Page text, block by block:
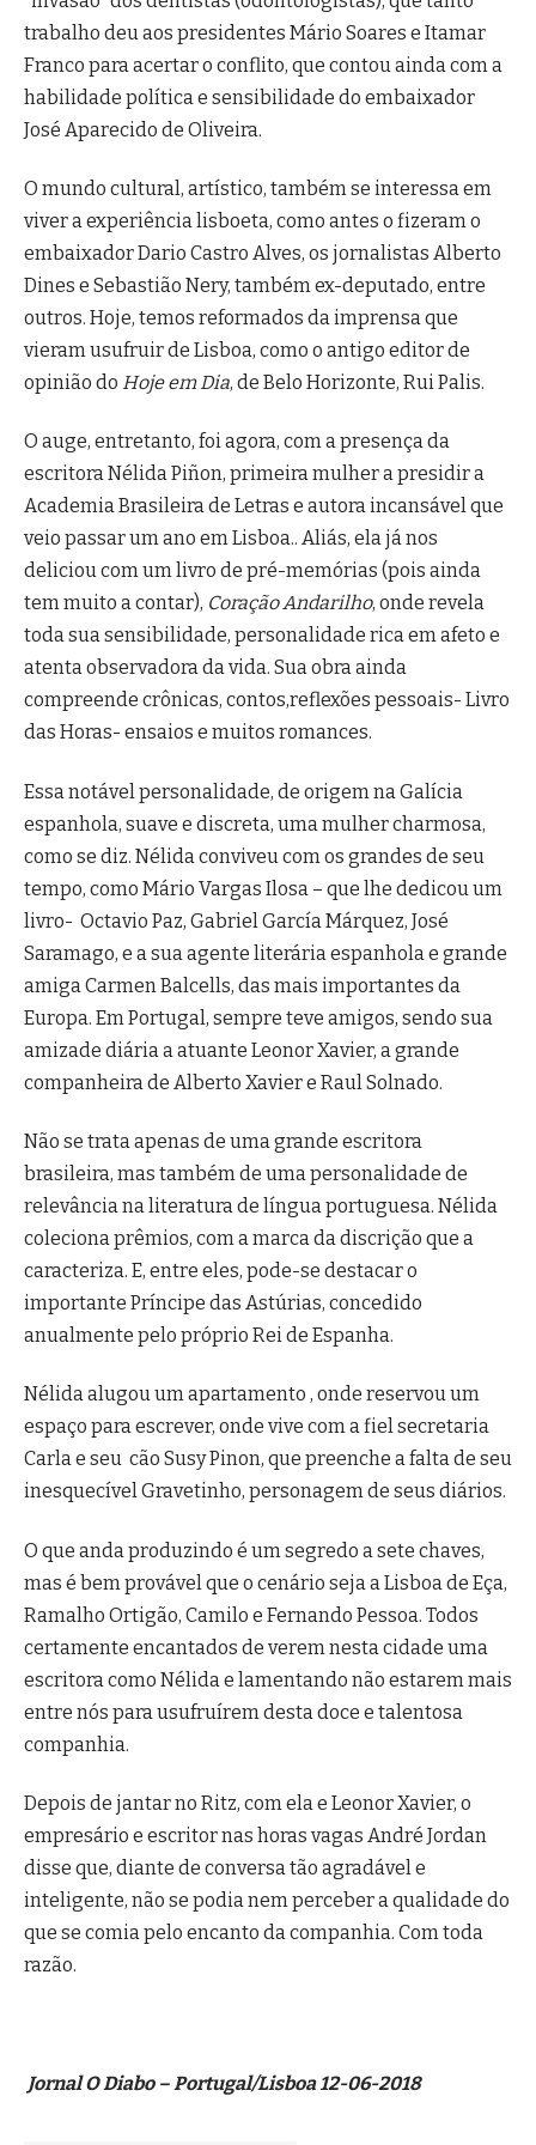
trabalho deu aos presidentes Mário Soares e Itamar
Franco para acertar o conflito, que contou ainda com a
habilidade política e sensibilidade do embaixador
José Aparecido de Oliveira.
O mundo cultural, artístico, também se interessa em
viver a experiência lisboeta, como antes o fizeram o
embaixador Dario Castro Alves, os jornalistas Alberto
Dines e Sebastião Nery, também ex-deputado, entre
outros. Hoje, temos reformados da imprensa que
vieram usufruir de Lisboa, como o antigo editor de
opinião do Hoje em Dia, de Belo Horizonte, Rui Palis.
O auge, entretanto, foi agora, com a presença da
escritora Nélida Piñon, primeira mulher a presidir a
Academia Brasileira de Letras e autora incansável que
veio passar um ano em Lisboa.. Aliás, ela já nos
deliciou com um livro de pré-memórias (pois ainda
tem muito a contar), Coração Andarilho, onde revela
toda sua sensibilidade, personalidade rica em afeto e
atenta observadora da vida. Sua obra ainda
compreende crônicas, contos,reflexões pessoais- Livro
das Horas- ensaios e muitos romances.
Essa notável personalidade, de origem na Galícia
espanhola, suave e discreta, uma mulher charmosa,
como se diz. Nélida conviveu com os grandes de seu
tempo, como Mário Vargas Ilosa – que lhe dedicou um
livro- Octavio Paz, Gabriel García Márquez, José
Saramago, e a sua agente literária espanhola e grande
amiga Carmen Balcells, das mais importantes da
Europa. Em Portugal, sempre teve amigos, sendo sua
amizade diária a atuante Leonor Xavier, a grande
companheira de Alberto Xavier e Raul Solnado.
Não se trata apenas de uma grande escritora
brasileira, mas também de uma personalidade de
relevância na literatura de língua portuguesa. Nélida
coleciona prêmios, com a marca da discrição que a
caracteriza. E, entre eles, pode-se destacar o
importante Príncipe das Astúrias, concedido
anualmente pelo próprio Rei de Espanha.
Nélida alugou um apartamento , onde reservou um
espaço para escrever, onde vive com a fiel secretaria
Carla e seu cão Susy Pinon, que preenche a falta de seu
inesquecível Gravetinho, personagem de seus diários.
O que anda produzindo é um segredo a sete chaves,
mas é bem provável que o cenário seja a Lisboa de Eça,
Ramalho Ortigão, Camilo e Fernando Pessoa. Todos
certamente encantados de verem nesta cidade uma
escritora como Nélida e lamentando não estarem mais
entre nós para usufruírem desta doce e talentosa
companhia.
Depois de jantar no Ritz, com ela e Leonor Xavier, o
empresário e escritor nas horas vagas André Jordan
disse que, diante de conversa tão agradável e
inteligente, não se podia nem perceber a qualidade do
que se comia pelo encanto da companhia. Com toda
razão.
Jornal O Diabo – Portugal/Lisboa 12-06-2018